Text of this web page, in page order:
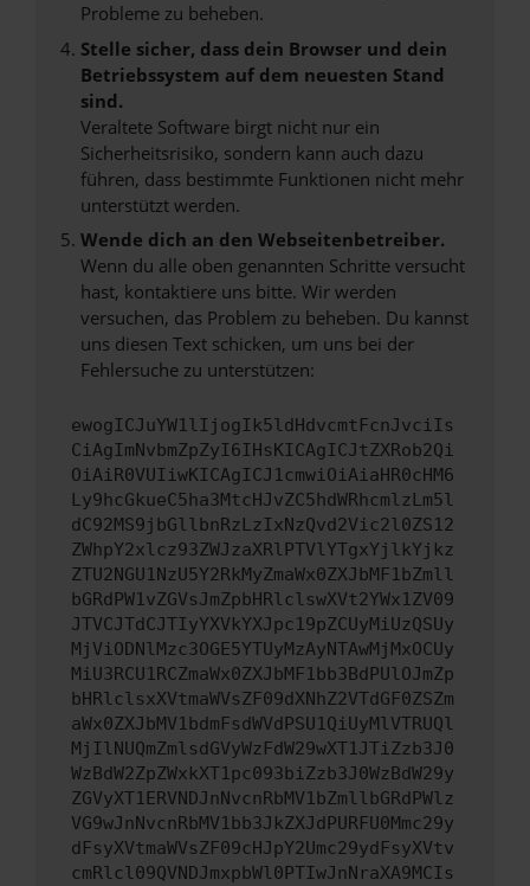
Probleme zu beheben.
Stelle sicher, dass dein Browser und dein
Betriebssystem auf dem neuesten Stand
sind.
Veraltete Software birgt nicht nur ein
Sicherheitsrisiko, sondern kann auch dazu
führen, dass bestimmte Funktionen nicht mehr
unterstützt werden.
Wende dich an den Webseitenbetreiber.
Wenn du alle oben genannten Schritte versucht
hast, kontaktiere uns bitte. Wir werden
versuchen, das Problem zu beheben. Du kannst
uns diesen Text schicken, um uns bei der
Fehlersuche zu unterstützen:
ewogICJuYW1lIjogIk5ldHdvcmtFcnJvciIs
CiAgImNvbmZpZyI6IHsKICAgICJtZXRob2Qi
OiAiR0VUIiwKICAgICJ1cmwiOiAiaHR0cHM6
Ly9hcGkueC5ha3MtcHJvZC5hdWRhcmlzLm5l
dC92MS9jbGllbnRzLzIxNzQvd2Vic2l0ZS12
ZWhpY2xlcz93ZWJzaXRlPTVlYTgxYjlkYjkz
ZTU2NGU1NzU5Y2RkMyZmaWx0ZXJbMF1bZmll
bGRdPW1vZGVsJmZpbHRlclswXVt2YWx1ZV09
JTVCJTdCJTIyYXVkYXJpc19pZCUyMiUzQSUy
MjViODNlMzc3OGE5YTUyMzAyNTAwMjMxOCUy
MiU3RCU1RCZmaWx0ZXJbMF1bb3BdPUlOJmZp
bHRlclsxXVtmaWVsZF09dXNhZ2VTdGF0ZSZm
aWx0ZXJbMV1bdmFsdWVdPSU1QiUyMlVTRUQl
MjIlNUQmZmlsdGVyWzFdW29wXT1JTiZzb3J0
WzBdW2ZpZWxkXT1pc093biZzb3J0WzBdW29y
ZGVyXT1ERVNDJnNvcnRbMV1bZmllbGRdPWlz
VG9wJnNvcnRbMV1bb3JkZXJdPURFU0Mmc29y
dFsyXVtmaWVsZF09cHJpY2Umc29ydFsyXVtv
cmRlcl09QVNDJmxpbWl0PTIwJnNraXA9MCIs